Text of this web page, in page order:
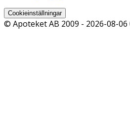
Cookieinställningar
© Apoteket AB 2009 - 2026-08-06